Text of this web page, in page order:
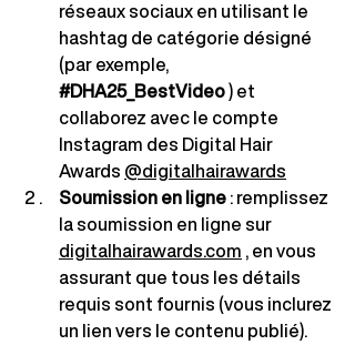
réseaux sociaux en utilisant le
hashtag de catégorie désigné
(par exemple,
#DHA25_BestVideo) et
collaborez avec le compte
Instagram des Digital Hair
Awards @digitalhairawards
Soumissionen ligne : remplissez
la soumission en ligne sur
digitalhairawards.com , en vous
assurant que tous les détails
requis sont fournis (vous inclurez
un lien vers le contenu publié).